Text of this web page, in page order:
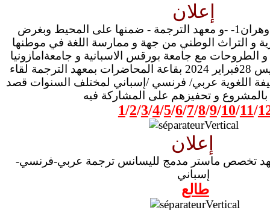
إعلان
في إطار انفتاح جامعة وهران1- -و معهد الترجمة - ضمنها على المحيط وبغرض
و التراث الوطني من جهة و ممارسة اللغة في موطنها
و الطروحات مع جامعة بورقس الاسبانية و جامعةامازونيا
بكولومبيا نظم يوم الخميس 28فبراير 2024 بقاعة المحاضرات بمعهد الترجمة لقاء
اللغوية عربي/ فرنسي /إسباني لمختلف السنوات قصد
بالمشروع و تحفيزهم على المشاركة فيه
1/2/3/4/5/6/7/8/9/10/11/
تخصص ماستر مدمج لليسانس ترجمة عربي-فرنسي-
طالع